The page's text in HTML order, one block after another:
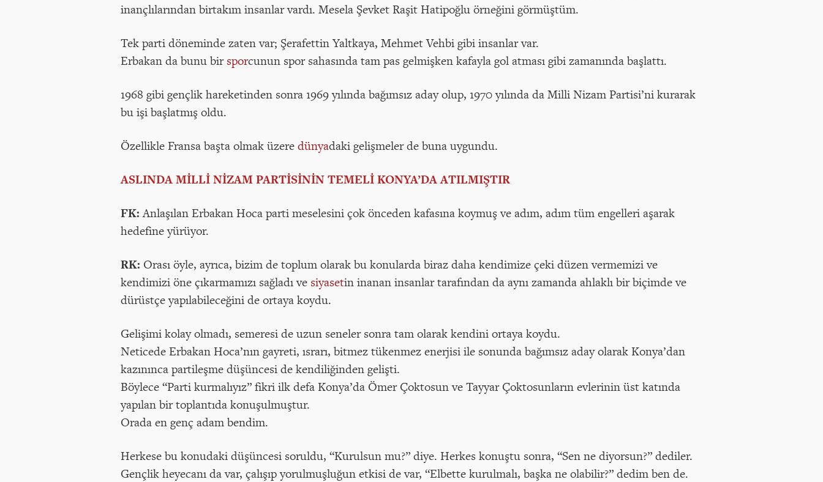
inançlılarından birtakım insanlar vardı. Mesela Şevket Raşit Hatipoğlu örneğini görmüştüm.
Tek parti döneminde zaten var; Şerafettin Yaltkaya, Mehmet Vehbi gibi insanlar var.
Erbakan da bunu birsporcunun spor sahasında tam pas gelmişken kafayla gol atması gibi zamanında başlattı.
1968 gibi gençlik hareketinden sonra 1969 yılında bağımsız aday olup, 1970 yılında da Milli Nizam Partisi’ni kurarak
bu işi başlatmış oldu.
Özellikle Fransa başta olmak üzeredünyadaki gelişmeler de buna uygundu.
ASLINDA MİLLİ NİZAM PARTİSİNİN TEMELİ KONYA’DA ATILMIŞTIR
FK:Anlaşılan Erbakan Hoca parti meselesini çok önceden kafasına koymuş ve adım, adım tüm engelleri aşarak
hedefine yürüyor.
RK: Orası öyle, ayrıca, bizim de toplum olarak bu konularda biraz daha kendimize çeki düzen vermemizi ve
kendimizi öne çıkarmamızı sağladı ve siyasetin inanan insanlar tarafından da aynı zamanda ahlaklı bir biçimde ve
dürüstçe yapılabileceğini de ortaya koydu.
Gelişimi kolay olmadı, semeresi de uzun seneler sonra tam olarak kendini ortaya koydu.
Neticede Erbakan Hoca’nın gayreti, ısrarı, bitmez tükenmez enerjisi ile sonunda bağımsız aday olarak Konya’dan
kazınınca partileşme düşüncesi de kendiliğinden gelişti.
Böylece “Parti kurmalıyız” fikri ilk defa Konya’da Ömer Çoktosun ve Tayyar Çoktosunların evlerinin üst katında
yapılan bir toplantıda konuşulmuştur.
Orada en genç adam bendim.
Herkese bu konudaki düşüncesi soruldu, “Kurulsun mu?” diye. Herkes konuştu sonra, “Sen ne diyorsun?” dediler.
Gençlik heyecanı da var, çalışıp yorulmuşluğun etkisi de var, “Elbette kurulmalı, başka ne olabilir?” dedim ben de.